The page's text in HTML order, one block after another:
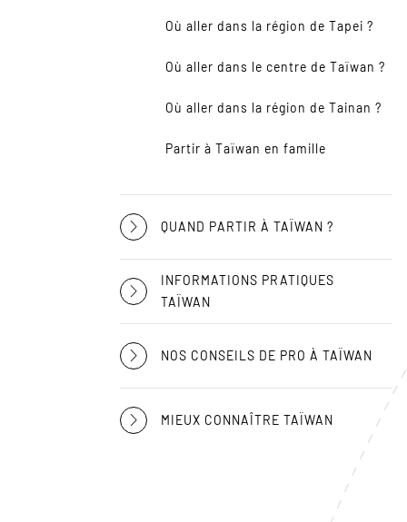
Où aller dans la région de Tapei ?
Où aller dans le centre de Taïwan ?
Où aller dans la région de Tainan ?
Partir à Taïwan en famille
QUAND PARTIR À TAÏWAN ?
INFORMATIONS PRATIQUES
TAÏWAN
NOS CONSEILS DE PRO À TAÏWAN
MIEUX CONNAÎTRE TAÏWAN